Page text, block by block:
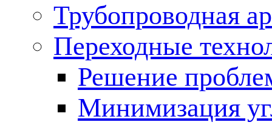
Трубопроводная
Переходные
Решение
Минимизация